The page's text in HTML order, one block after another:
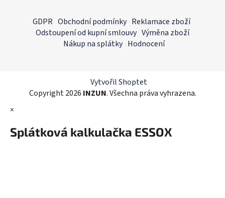
d
a
c
r
v
v
ý
GDPR Obchodní podmínky Reklamace zboží
Odstoupení od kupní smlouvy Výměna zboží
Nákup na splátky Hodnocení
Vytvořil Shoptet
Copyright 2026 INZUN. Všechna práva vyhrazena.
×
Splátková kalkulačka ESSOX